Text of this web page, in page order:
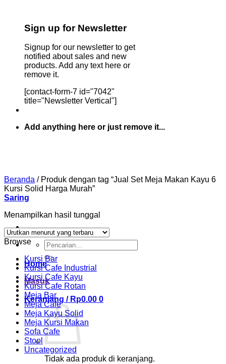
Sign up for Newsletter
Signup for our newsletter to get
notified about sales and new
products. Add any text here or
remove it.
[contact-form-7 id="7042"
title="Newsletter Vertical"]
Add anything here or just remove it...
Pencarian
untuk:
Home
Masuk
Keranjang / Rp0.00 0
Tidak ada produk di keranjang.
Beranda /Produk dengan tag “Jual Set Meja Makan Kayu 6
Kursi Solid Harga Murah”
Saring
Menampilkan hasil tunggal
Browse
Kursi Bar
Kursi Cafe Industrial
Kursi Cafe Kayu
Kursi Cafe Rotan
Meja Bar
Meja Cafe
Meja Kayu Solid
Meja Kursi Makan
Sofa Cafe
Stool
Uncategorized